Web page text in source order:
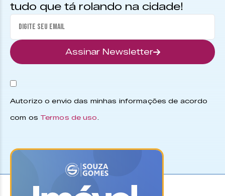
tudo que tá rolando na cidade!
Assinar Newsletter
Autorizo o envio das minhas informações de acordo
com os Termos de uso.